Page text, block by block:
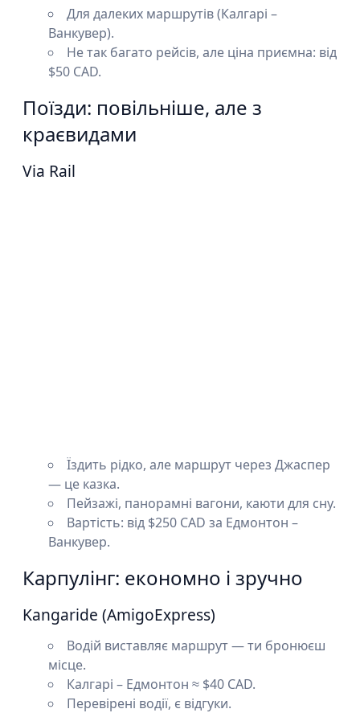
Для далеких маршрутів (Калгарі –
Ванкувер).
Не так багато рейсів, але ціна приємна: від
$50 CAD.
Поїзди: повільніше, але з
краєвидами
Via Rail
Їздить рідко, але маршрут через Джаспер
— це казка.
Пейзажі, панорамні вагони, каюти для сну.
Вартість: від $250 CAD за Едмонтон –
Ванкувер.
Карпулінг: економно і зручно
Kangaride (AmigoExpress)
Водій виставляє маршрут — ти бронюєш
місце.
Калгарі – Едмонтон ≈ $40 CAD.
Перевірені водії, є відгуки.